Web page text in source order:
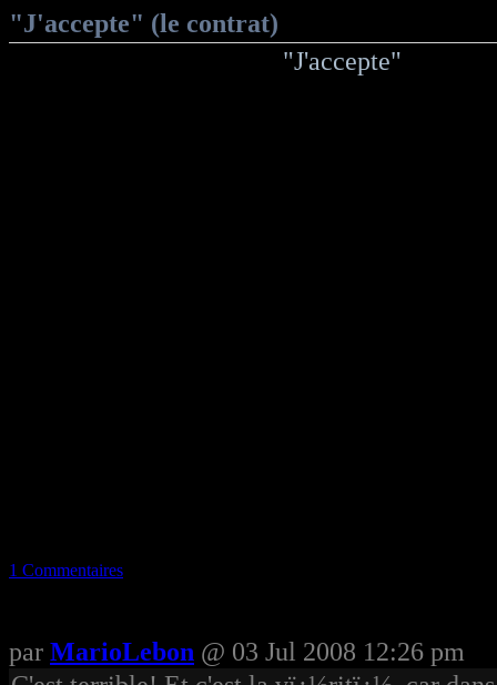
"J'accepte" (le contrat)
"J'accepte"
1 Commentaires
par MarioLebon @ 03 Jul 2008 12:26 pm